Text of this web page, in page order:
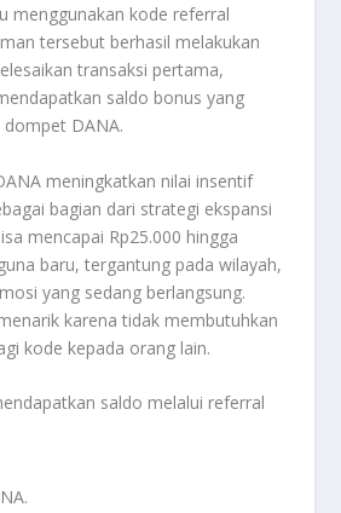
menggunakan kode referral
tersebut berhasil melakukan
transaksi pertama,
saldo bonus yang
DANA.
meningkatkan nilai insentif
bagian dari strategi ekspansi
mencapai Rp25.000 hingga
baru, tergantung pada wilayah,
yang sedang berlangsung.
karena tidak membutuhkan
kode kepada orang lain.
saldo melalui referral